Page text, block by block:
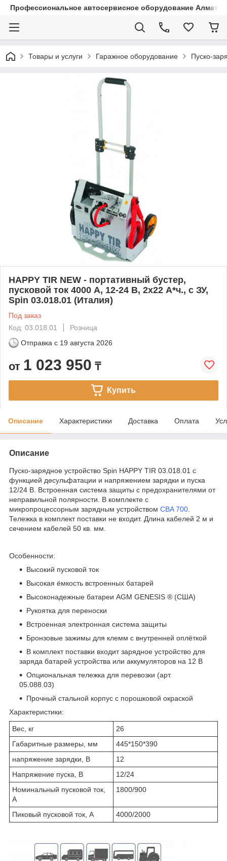
Профессиональное автосервисное оборудование Алматы
Товары и услуги Гаражное оборудование Пуско-
HAPPY TIR NEW - портативный бустер,
пусковой ток 4000 А, 12-24 B, 2х22 А*ч., с ЗУ,
Spin 03.018.01 (Италия)
Под заказ
Код: 03.018.01
Розница
Отправка с 19 августа 2026
от 1 023 950 ₸
Купить
Описание Характеристики Доставка Оплата
Описание
Пуско-зарядное устройство Spin HAPPY TIR 03.018.01 с
функцией десульфатации и напряжением зарядки и пуска
12/24 В. Встроенная система защиты с предохранителями от
неправильной полярности. В комплекте с
микропроцессорным зарядным устройством CBA 700
Тележка в комплект поставки не входит. Длина кабелей 2 м и
сечением кабелей 50 кв. мм.
Особенности:
Высокий пусковой ток
Высокая ёмкость встроенных батарей
Высоконадежные батареи AGM GENESIS ® (США)
Рукоятка для переноски
Встроенная электронная система защиты
Бронзовые зажимы для клемм с внутренней оплёткой
В комплект поставки входит зарядное устройство для
заряда батарей устройства или аккумуляторов на 12 В
Опциональная тележка для перевозки (арт.
05.088.03)
Прочный стальной корпус с порошковой окраской
Характеристики:
Вес, кг
26
Габаритные размеры, мм
445*150*390
напряжение зарядки, В
12
Напряжение пуска, В
12/24
Номинальный пусковой ток,
А
1800/900
Пиковый пусковой ток, А 4000/2000